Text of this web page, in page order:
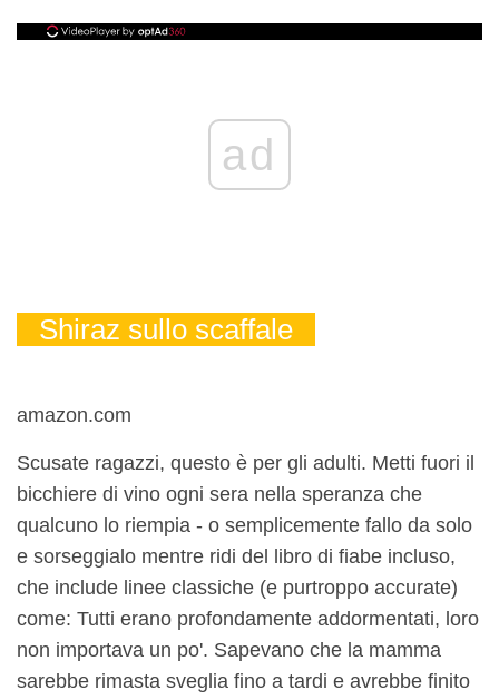
ad
Shiraz sullo scaffale
amazon.com
Scusate ragazzi, questo è per gli adulti. Metti fuori il
bicchiere di vino ogni sera nella speranza che
qualcuno lo riempia - o semplicemente fallo da solo
e sorseggialo mentre ridi del libro di fiabe incluso,
che include linee classiche (e purtroppo accurate)
come: Tutti erano profondamente addormentati, loro
non importava un po'. Sapevano che la mamma
sarebbe rimasta sveglia fino a tardi e avrebbe finito